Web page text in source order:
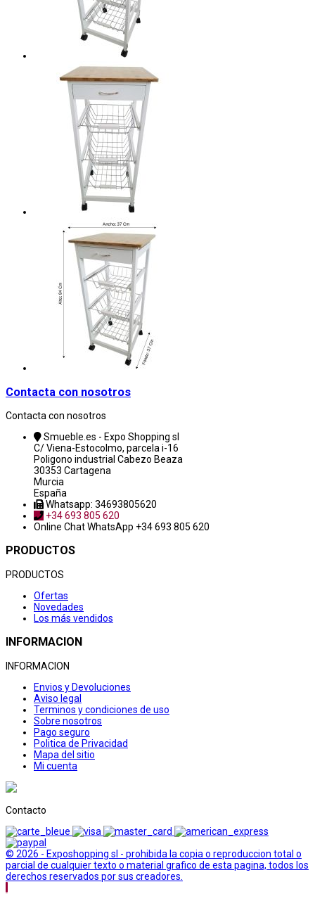
Contacta con nosotros
Contacta con nosotros
Smueble.es - Expo Shopping sl
C/ Viena-Estocolmo, parcela i-16
Poligono industrial Cabezo Beaza
30353 Cartagena
Murcia
España
Whatsapp: 34693805620
+34 693 805 620
Online ChatWhatsApp +34 693 805 620
PRODUCTOS
PRODUCTOS
Ofertas
Novedades
Los más vendidos
INFORMACION
INFORMACION
Envios y Devoluciones
Aviso legal
Terminos y condiciones de uso
Sobre nosotros
Pago seguro
Politica de Privacidad
Mapa del sitio
Mi cuenta
Contacto
© 2026 - Exposhopping sl - prohibida la copia o reproduccion total o
parcial de cualquier texto o material grafico de esta pagina, todos los
derechos reservados por sus creadores.